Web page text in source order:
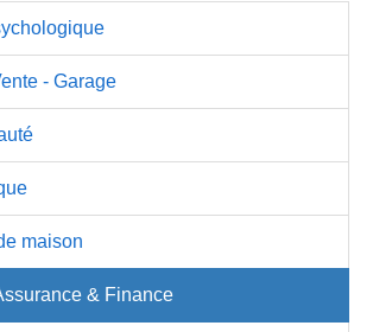
- Garage
maison
& Finance